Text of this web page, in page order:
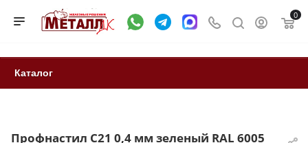
0
Каталог
Профнастил С21 0,4 мм зеленый RAL 6005